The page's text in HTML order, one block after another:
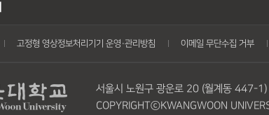
고정형 영상정보처리기기 운영・관리방침 이메일 무단수집 거부
서울시 노원구 광운로 20 (월계동 447-
COPYRIGHTⓒKWANGWOON